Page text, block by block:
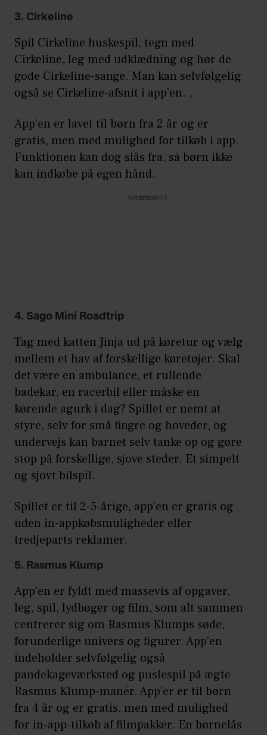
3. Cirkeline
Spil Cirkeline huskespil, tegn med
Cirkeline, leg med udklædning og hør de
gode Cirkeline-sange. Man kan selvfølgelig
også se Cirkeline-afsnit i app’en. ,
App’en er lavet til børn fra 2 år og er
gratis, men med mulighed for tilkøb i app.
Funktionen kan dog slås fra, så børn ikke
kan indkøbe på egen hånd.
Annonce
4. Sago Mini Roadtrip
Tag med katten Jinja ud på køretur og vælg
mellem et hav af forskellige køretøjer. Skal
det være en ambulance, et rullende
badekar, en racerbil eller måske en
kørende agurk i dag? Spillet er nemt at
styre, selv for små fingre og hoveder, og
undervejs kan barnet selv tanke op og gøre
stop på forskellige, sjove steder. Et simpelt
og sjovt bilspil.
Spillet er til 2-5-årige, app’en er gratis og
uden in-appkøbsmuligheder eller
tredjeparts reklamer.
5. Rasmus Klump
App’en er fyldt med massevis af opgaver,
leg, spil, lydbøger og film, som alt sammen
centrerer sig om Rasmus Klumps søde,
forunderlige univers og figurer. App’en
indeholder selvfølgelig også
pandekageværksted og puslespil på ægte
Rasmus Klump-manér. App’er er til børn
fra 4 år og er gratis, men med mulighed
for in-app-tilkøb af filmpakker. En børnelås